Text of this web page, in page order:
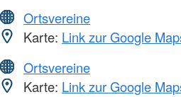
Ortsvereine
Karte: Link zur Google
Ortsvereine
Karte: Link zur Google